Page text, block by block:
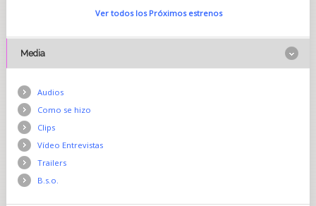
Ver todos los Próximos estrenos
Media
Audios
Como se hizo
Clips
Vídeo Entrevistas
Trailers
B.s.o.